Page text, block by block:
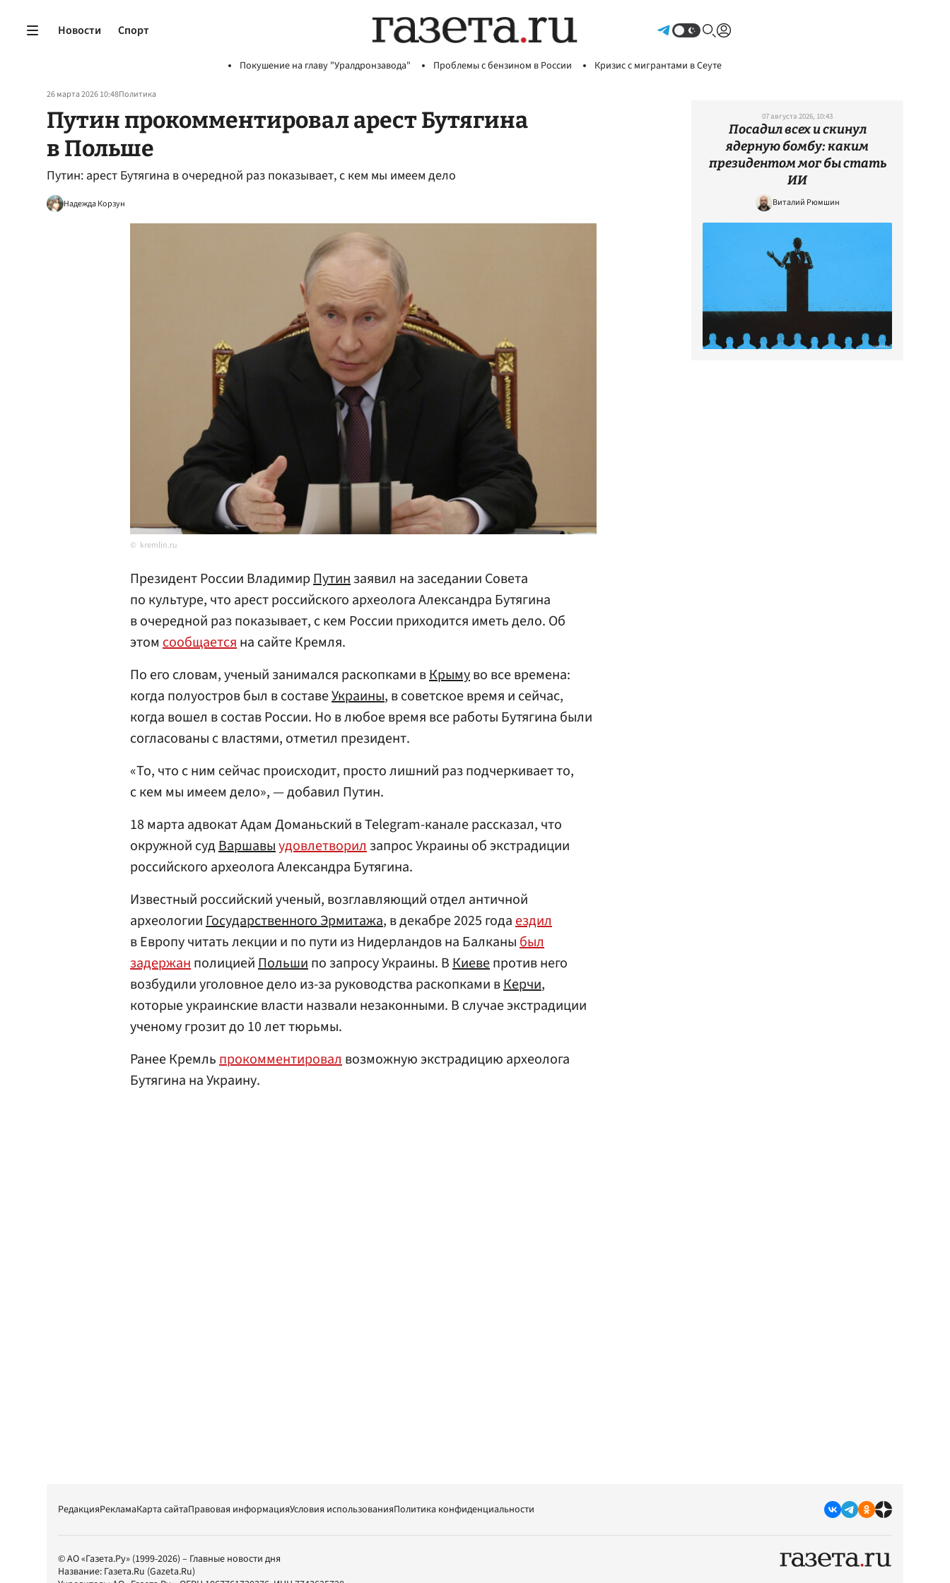
Новости Спорт
Покушение на главу "Уралдронзавода" Проблемы с бензином в России Кризис с мигрантами в Сеуте
26 марта 2026 10:48Политика
Путин прокомментировал арест Бутягина
в Польше
Путин: арест Бутягина в очередной раз показывает, с кем мы имеем дело
Надежда Корзун
kremlin.ru
Президент России ВладимирПутинзаявил на заседании Совета
по культуре, что арест российского археолога Александра Бутягина
в очередной раз показывает, с кем России приходится иметь дело. Об
этом сообщаетсяна сайте Кремля.
По его словам, ученый занимался раскопками вКрымуво все времена:
когда полуостров был в составеУкраины, в советское время и сейчас,
когда вошел в состав России. Но в любое время все работы Бутягина были
согласованы с властями, отметил президент.
«То, что с ним сейчас происходит, просто лишний раз подчеркивает то,
с кем мы имеем дело», — добавил Путин.
18 марта адвокат Адам Доманьский в Telegram-канале рассказал, что
окружной судВаршавыудовлетворилзапрос Украины об экстрадиции
российского археолога Александра Бутягина.
Известный российский ученый, возглавляющий отдел античной
археологииГосударственного Эрмитажа, в декабре 2025 годаездил
в Европу читать лекции и по пути из Нидерландов на Балканыбыл
задержанполициейПольшипо запросу Украины. ВКиевепротив него
возбудили уголовное дело из-за руководства раскопками вКерчи,
которые украинские власти назвали незаконными. В случае экстрадиции
ученому грозит до 10 лет тюрьмы.
Ранее Кремльпрокомментировалвозможную экстрадицию археолога
Бутягина на Украину.
07 августа 2026, 10:43
Посадил всех и скинул
ядерную бомбу: каким
президентом мог бы стать
ИИ
Виталий Рюмшин
РедакцияРекламаКарта сайтаПравовая информацияУсловия использованияПолитика конфиденциальности
© АО «Газета.Ру» (1999-2026) – Главные новости дня
Название: Газета.Ru (Gazeta.Ru)